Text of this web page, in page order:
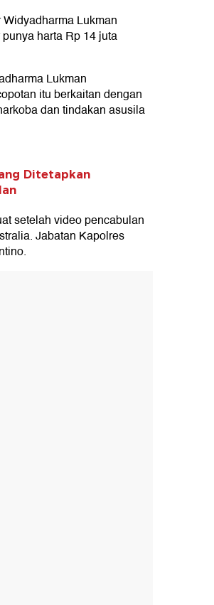
Lukman
harta Rp 14 juta
Lukman
itu berkaitan dengan
dan tindakan asusila
Ditetapkan
setelah video pencabulan
Jabatan Kapolres